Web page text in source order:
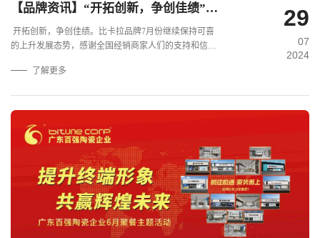
【品牌资讯】“开拓创新，争创佳绩”——比卡拉瓷砖·岩板7月份月度工作会议及月度聚餐圆满举行！.
开拓创新，争创佳绩。比卡拉品牌7月份继续保持可喜
的上升发展态势，感谢全国经销商家人们的支持和信
了解更多
29
07
2024